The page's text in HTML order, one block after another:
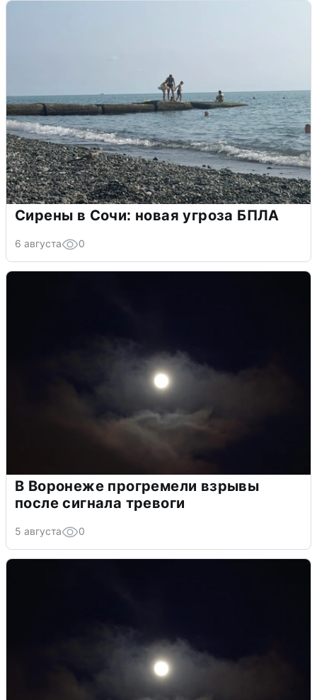
Сирены в Сочи: новая угроза БПЛА
6 августа 0
В Воронеже прогремели взрывы
после сигнала тревоги
5 августа 0